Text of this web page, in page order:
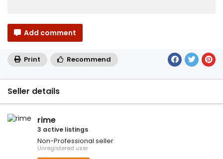
Add comment
Print Recommend
Seller details
rime
3 active listings
Non-Professional seller
Unregistered user